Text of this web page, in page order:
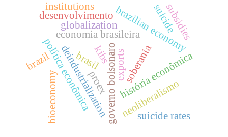
governo bolsonarohistória econômica
economia brasileira
deindustrialization
globalizationbrazilian economy
política econômica neoliberalismo
soberania
brasil
desenvolvimento
bioeconomy
brazil
suicide
suicide rates
exports
proex
subsidies
institutions
kibs